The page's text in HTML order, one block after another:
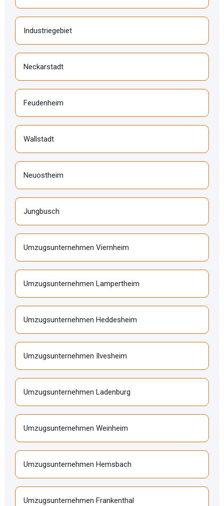
Industriegebiet
Neckarstadt
Feudenheim
Wallstadt
Neuostheim
Jungbusch
Umzugsunternehmen Viernheim
Umzugsunternehmen Lampertheim
Umzugsunternehmen Heddesheim
Umzugsunternehmen Ilvesheim
Umzugsunternehmen Ladenburg
Umzugsunternehmen Weinheim
Umzugsunternehmen Hemsbach
Umzugsunternehmen Frankenthal